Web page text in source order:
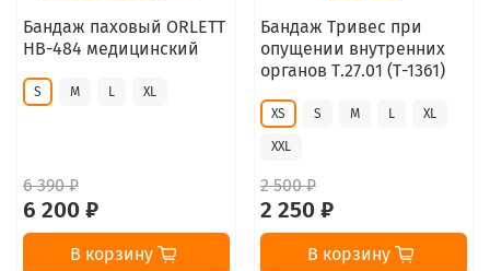
Бандаж паховый ORLETT
HB-484 медицинский
S M L XL
6 390 ₽
6 200 ₽
В корзину
Бандаж Тривес при
опущении внутренних
органов Т.27.01 (Т-1361)
XS S M L XL
XXL
2 500 ₽
2 250 ₽
В корзину